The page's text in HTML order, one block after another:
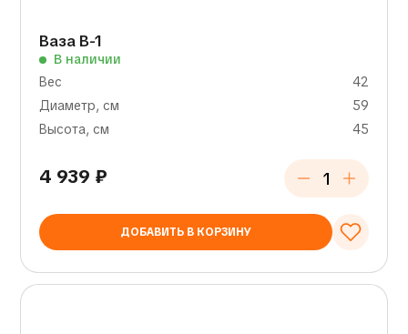
Ваза В-1
В наличии
Вес
42
Диаметр, см
59
Высота, см
45
4 939 ₽
ДОБАВИТЬ В КОРЗИНУ